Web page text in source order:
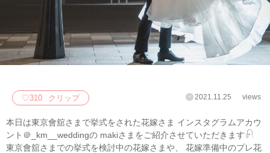
♡310 クリップ 2021.11.25 views
本日は東京會舘さまで挙式をされた花嫁さま インスタグラムアカウ
ント＠_km__wedding の makiさまをご紹介させていただきます𓍯
東京會舘さまでの挙式を検討中の花嫁さまや、 花嫁準備中のプレ花